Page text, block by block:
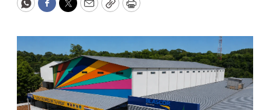
WhatsApp
Facebook
Twitter
EmailCopyPrint